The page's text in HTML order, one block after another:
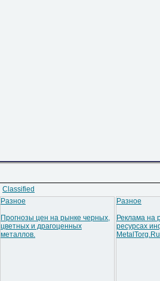
Classified
Разное
Прогнозы цен на рынке черных,
цветных и драгоценных
металлов.
Разное
Реклама на
ресурсах
MetalTorg.Ru